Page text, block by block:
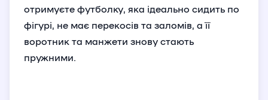
отримуєте футболку, яка ідеально сидить по
фігурі, не має перекосів та заломів, а її
воротник та манжети знову стають
пружними.